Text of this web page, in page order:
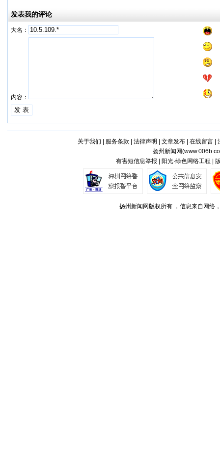
发表我的评论
大名：
内容：
关于我们 服务条款 法律声明 文章发布| 在线留言|
扬州新闻网(
有害短信息举报 | 阳光·绿色网络工程 |
扬州新闻网版权所有 ，信息来自网络